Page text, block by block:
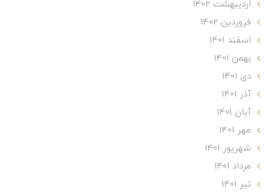
ارديبهشت 1402
فروردین 1402
اسفند 1401
بهمن 1401
دی 1401
آذر 1401
آبان 1401
مهر 1401
شهریور 1401
مرداد 1401
تير 1401